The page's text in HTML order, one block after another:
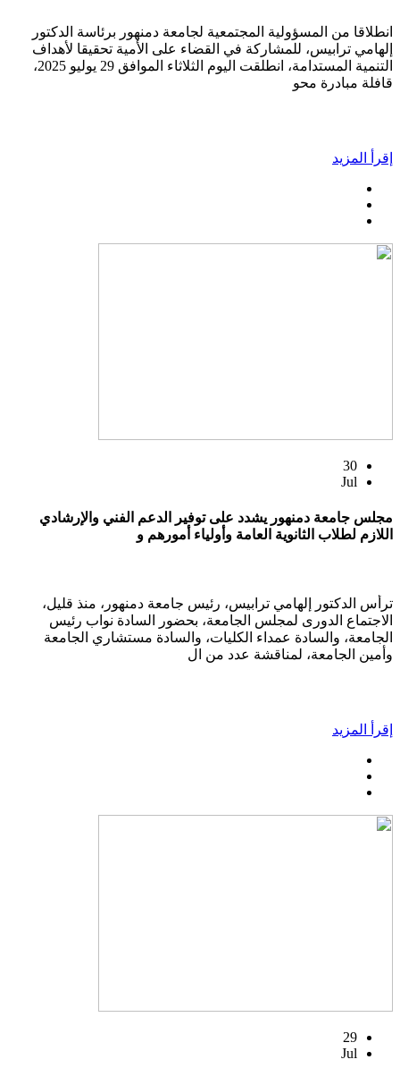
انطلاقا من المسؤولية المجتمعية لجامعة دمنهور برئاسة الدكتور
إلهامي ترابيس، للمشاركة في القضاء على الأمية تحقيقا لأهداف
التنمية المستدامة، انطلقت اليوم الثلاثاء الموافق 29 يوليو 2025،
قافلة مبادرة محو
إقرأ المزيد
30
Jul
مجلس جامعة دمنهور يشدد على توفير الدعم الفني والإرشادي
اللازم لطلاب الثانوية العامة وأولياء أمورهم و
ترأس الدكتور إلهامي ترابيس، رئيس جامعة دمنهور، منذ قليل،
الاجتماع الدورى لمجلس الجامعة، بحضور السادة نواب رئيس
الجامعة، والسادة عمداء الكليات، والسادة مستشاري الجامعة
وأمين الجامعة، لمناقشة عدد من ال
إقرأ المزيد
29
Jul